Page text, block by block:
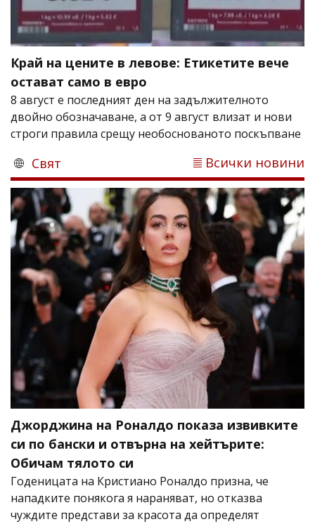
Край на цените в левове: Етикетите вече
остават само в евро
8 август е последният ден на задължителното
двойно обозначаване, а от 9 август влизат и нови
строги правила срещу необоснованото поскъпване
Свят Всички новини
Джорджина на Роналдо показа извивките
си по бански и отвърна на хейтърите:
Обичам тялото си
Годеницата на Кристиано Роналдо призна, че
нападките понякога я нараняват, но отказва
чуждите представи за красота да определят